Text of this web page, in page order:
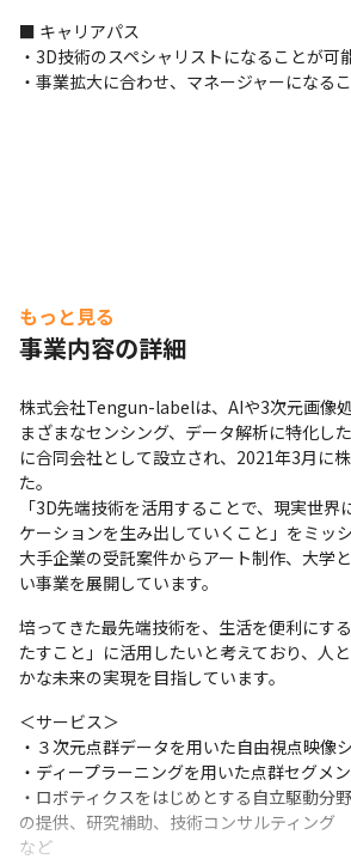
■ キャリアパス
・3D技術のスペシャリストになることが可
・事業拡大に合わせ、マネージャーになる
もっと見る
事業内容の詳細
株式会社Tengun-labelは、AIや3次元画像
まざまなセンシング、データ解析に特化し
に合同会社として設立され、2021年3月に
た。
「3D先端技術を活用することで、現実世
ケーションを生み出していくこと」をミッ
大手企業の受託案件からアート制作、大学
い事業を展開しています。
培ってきた最先端技術を、生活を便利にす
たすこと」に活用したいと考えており、人
かな未来の実現を目指しています。
＜サービス＞
・３次元点群データを用いた自由視点映像
・ディープラーニングを用いた点群セグメ
・ロボティクスをはじめとする自立駆動分
の提供、研究補助、技術コンサルティング
など